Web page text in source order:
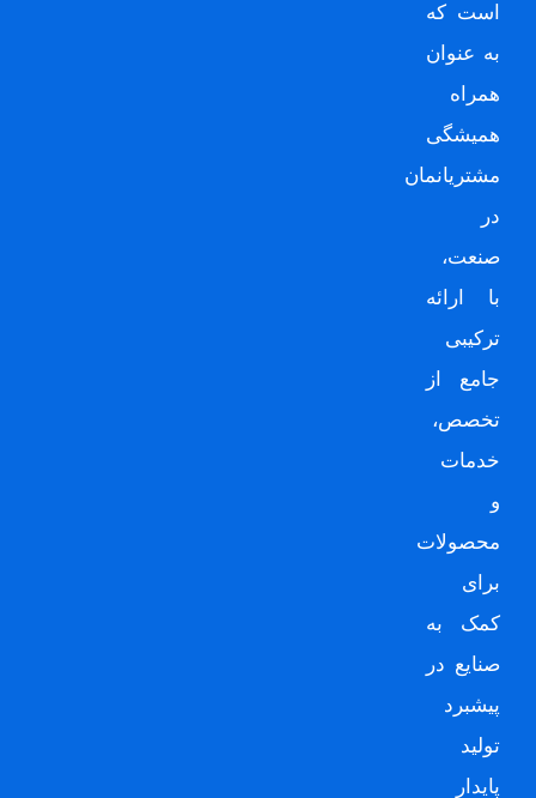
است که
به عنوان
همراه
همیشگی
مشتریانمان
در
صنعت،
با ارائه
ترکیبی
جامع از
تخصص،
خدمات
و
محصولات
برای
کمک به
صنایع در
پیشبرد
تولید
پایدار